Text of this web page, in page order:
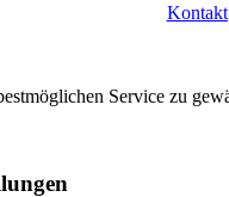
Service zu